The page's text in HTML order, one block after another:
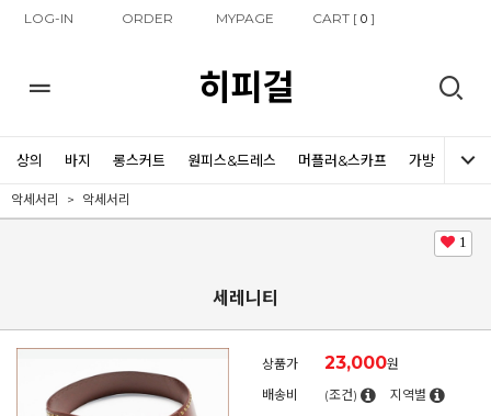
LOG-IN ORDER MYPAGE CART [0 ]
히피걸
상의 바지 롱스커트 원피스&드레스 머플러&스카프 가방 신발
악세서리 악세서리
1
세레니티
상품가 23,000원
배송비
(조건) 지역별